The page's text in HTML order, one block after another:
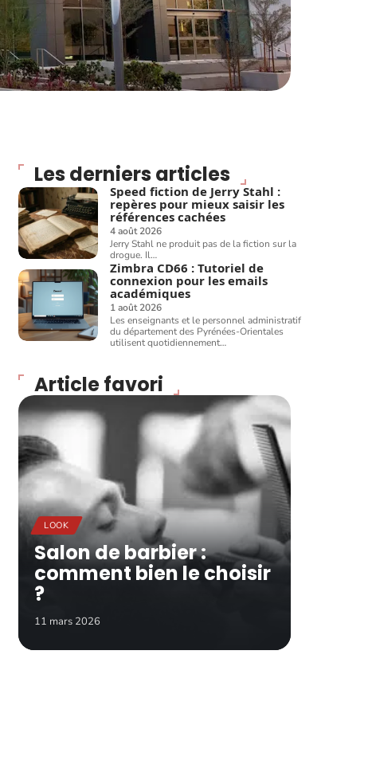
Les derniers articles
Speed fiction de Jerry Stahl :
repères pour mieux saisir les
références cachées
4 août 2026
Jerry Stahl ne produit pas de la fiction sur la
drogue. Il…
Zimbra CD66 : Tutoriel de
connexion pour les emails
académiques
1 août 2026
Les enseignants et le personnel administratif
du département des Pyrénées-Orientales
utilisent quotidiennement…
Article favori
LOOK
Salon de barbier :
comment bien le choisir
?
11 mars 2026